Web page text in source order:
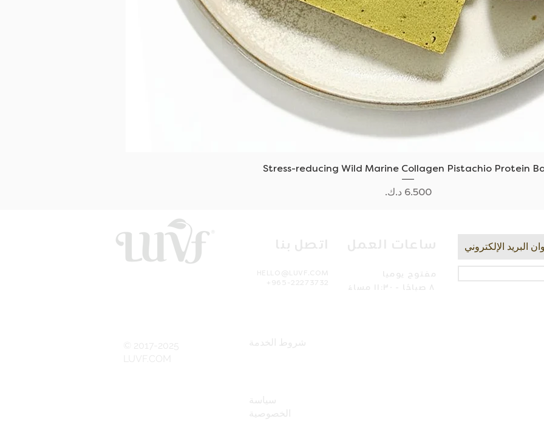
العرض السريع
Stress-reducing Wild Marine Collagen Pistachio Protein
السعر‏6.500 د.ك.‏